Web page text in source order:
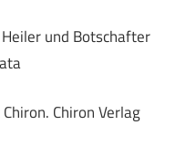
und Botschafter
Chiron Verlag